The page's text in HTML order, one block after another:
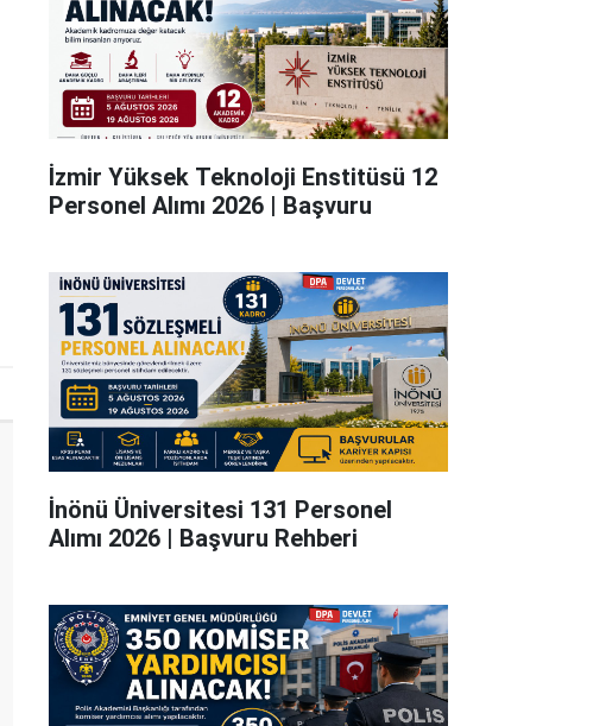
İzmir Yüksek Teknoloji Enstitüsü 12
Personel Alımı 2026 | Başvuru
İnönü Üniversitesi 131 Personel
Alımı 2026 | Başvuru Rehberi